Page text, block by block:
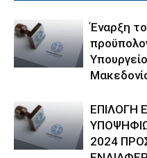
Έναρξη
ΕΠΙΛΟΓΗ
2024